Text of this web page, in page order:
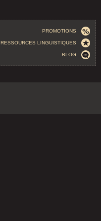
PROMOTIONS
RESSOURCES LINGUISTIQUES
BLOG